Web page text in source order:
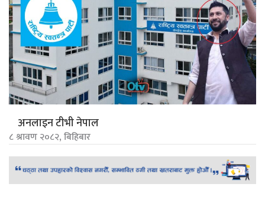
अनलाइन टीभी नेपाल
८ श्रावण २०८२, बिहिबार